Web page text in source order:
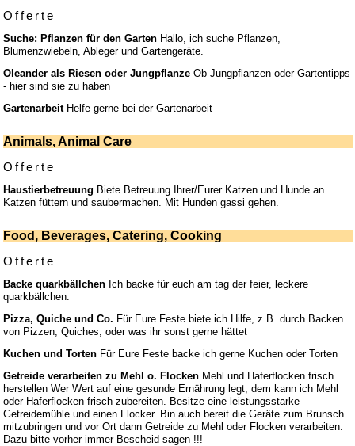
Offerte
Suche: Pflanzen für den Garten Hallo, ich suche Pflanzen,
Blumenzwiebeln, Ableger und Gartengeräte.
Oleander als Riesen oder Jungpflanze Ob Jungpflanzen oder Gartentipps
- hier sind sie zu haben
GartenarbeitHelfe gerne bei der Gartenarbeit
Animals, Animal Care
Offerte
Haustierbetreuung Biete Betreuung Ihrer/Eurer Katzen und Hunde an.
Katzen füttern und saubermachen. Mit Hunden gassi gehen.
Food, Beverages, Catering, Cooking
Offerte
Backe quarkbällchen Ich backe für euch am tag der feier, leckere
quarkbällchen.
Pizza, Quiche und Co. Für Eure Feste biete ich Hilfe, z.B. durch Backen
von Pizzen, Quiches, oder was ihr sonst gerne hättet
Kuchen und Torten Für Eure Feste backe ich gerne Kuchen oder Torten
Getreide verarbeiten zu Mehl o. Flocken Mehl und Haferflocken frisch
herstellen Wer Wert auf eine gesunde Ernährung legt, dem kann ich Mehl
oder Haferflocken frisch zubereiten. Besitze eine leistungsstarke
Getreidemühle und einen Flocker. Bin auch bereit die Geräte zum Brunsch
mitzubringen und vor Ort dann Getreide zu Mehl oder Flocken verarbeiten.
Dazu bitte vorher immer Bescheid sagen !!!